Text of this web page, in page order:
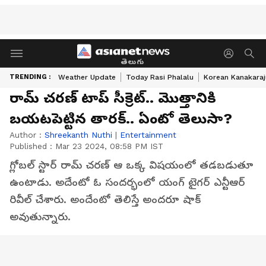
తెలుగు
TRENDING : Weather Update Today Rasi Phalalu Korean
రామ్ చరణ్ టాప్ సీక్రెట్.. మొత్తానికి
బయటపెట్టిన తారక్.. ఏంటో తెలుసా?
Author : Shreekanth Nuthi | Entertainment
Published : Mar 23 2024, 08:58 PM IST
గ్లోబల్ స్టార్ రామ్ చరణ్ ఆ ఒక్క విషయంలో తడబడుతూ
ఉంటాడు. అదేంటో ఓ సందర్భంలో యంగ్ టైగర్ ఎన్టీఆర్
రివీల్ చేశారు. అందేంటో తెలిస్తే అందరూ షాక్
అవుతున్నారు.